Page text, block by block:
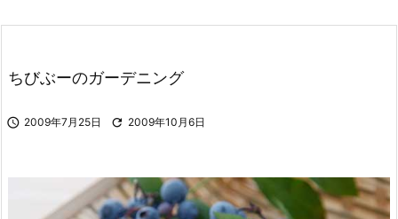

ちびぶーのガーデニング
 2009年7月25日  2009年10月6日